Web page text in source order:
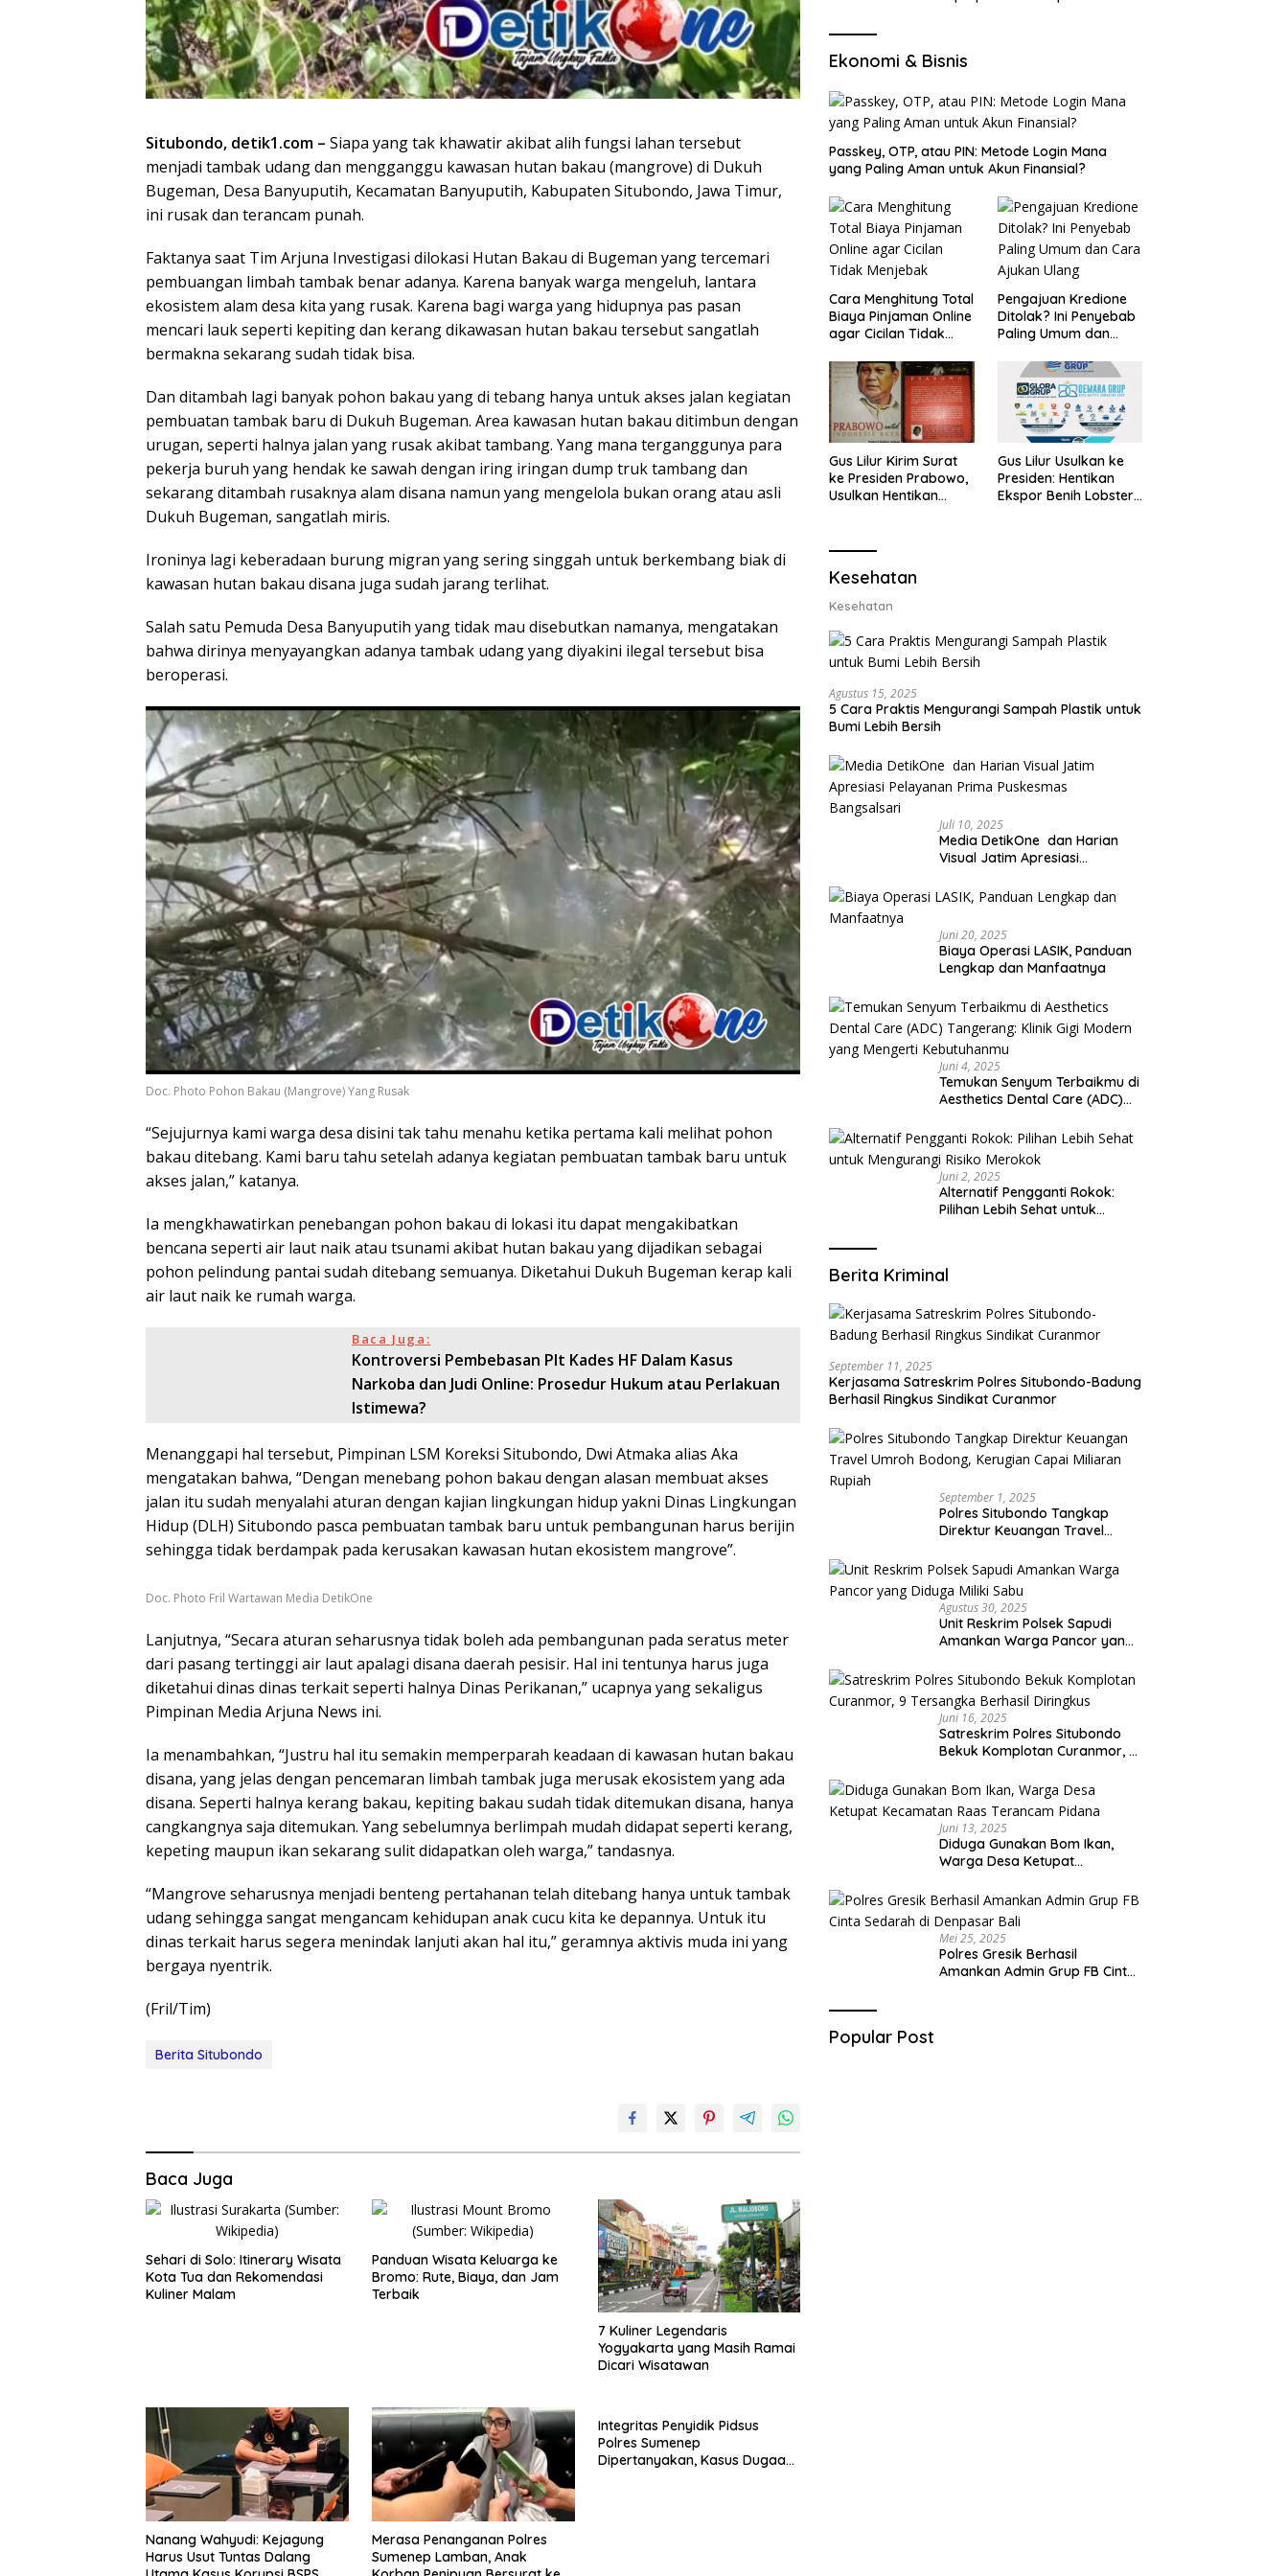
Situbondo, detik1.com – Siapa yang tak khawatir akibat alih fungsi lahan tersebut
menjadi tambak udang dan mengganggu kawasan hutan bakau (mangrove) di Dukuh
Bugeman, Desa Banyuputih, Kecamatan Banyuputih, Kabupaten Situbondo, Jawa Timur,
ini rusak dan terancam punah.
Faktanya saat Tim Arjuna Investigasi dilokasi Hutan Bakau di Bugeman yang tercemari
pembuangan limbah tambak benar adanya. Karena banyak warga mengeluh, lantara
ekosistem alam desa kita yang rusak. Karena bagi warga yang hidupnya pas pasan
mencari lauk seperti kepiting dan kerang dikawasan hutan bakau tersebut sangatlah
bermakna sekarang sudah tidak bisa.
Dan ditambah lagi banyak pohon bakau yang di tebang hanya untuk akses jalan kegiatan
pembuatan tambak baru di Dukuh Bugeman. Area kawasan hutan bakau ditimbun dengan
urugan, seperti halnya jalan yang rusak akibat tambang. Yang mana terganggunya para
pekerja buruh yang hendak ke sawah dengan iring iringan dump truk tambang dan
sekarang ditambah rusaknya alam disana namun yang mengelola bukan orang atau asli
Dukuh Bugeman, sangatlah miris.
Ironinya lagi keberadaan burung migran yang sering singgah untuk berkembang biak di
kawasan hutan bakau disana juga sudah jarang terlihat.
Salah satu Pemuda Desa Banyuputih yang tidak mau disebutkan namanya, mengatakan
bahwa dirinya menyayangkan adanya tambak udang yang diyakini ilegal tersebut bisa
beroperasi.
Doc. Photo Pohon Bakau (Mangrove) Yang Rusak
“Sejujurnya kami warga desa disini tak tahu menahu ketika pertama kali melihat pohon
bakau ditebang. Kami baru tahu setelah adanya kegiatan pembuatan tambak baru untuk
akses jalan,” katanya.
Ia mengkhawatirkan penebangan pohon bakau di lokasi itu dapat mengakibatkan
bencana seperti air laut naik atau tsunami akibat hutan bakau yang dijadikan sebagai
pohon pelindung pantai sudah ditebang semuanya. Diketahui Dukuh Bugeman kerap kali
air laut naik ke rumah warga.
Baca Juga:
Kontroversi Pembebasan Plt Kades HF Dalam Kasus
Narkoba dan Judi Online: Prosedur Hukum atau Perlakuan
Istimewa?
Menanggapi hal tersebut, Pimpinan LSM Koreksi Situbondo, Dwi Atmaka alias Aka
mengatakan bahwa, “Dengan menebang pohon bakau dengan alasan membuat akses
jalan itu sudah menyalahi aturan dengan kajian lingkungan hidup yakni Dinas Lingkungan
Hidup (DLH) Situbondo pasca pembuatan tambak baru untuk pembangunan harus berijin
sehingga tidak berdampak pada kerusakan kawasan hutan ekosistem mangrove”.
Doc. Photo Fril Wartawan Media DetikOne
Lanjutnya, “Secara aturan seharusnya tidak boleh ada pembangunan pada seratus meter
dari pasang tertinggi air laut apalagi disana daerah pesisir. Hal ini tentunya harus juga
diketahui dinas dinas terkait seperti halnya Dinas Perikanan,” ucapnya yang sekaligus
Pimpinan Media Arjuna News ini.
Ia menambahkan, “Justru hal itu semakin memperparah keadaan di kawasan hutan bakau
disana, yang jelas dengan pencemaran limbah tambak juga merusak ekosistem yang ada
disana. Seperti halnya kerang bakau, kepiting bakau sudah tidak ditemukan disana, hanya
cangkangnya saja ditemukan. Yang sebelumnya berlimpah mudah didapat seperti kerang,
kepeting maupun ikan sekarang sulit didapatkan oleh warga,” tandasnya.
“Mangrove seharusnya menjadi benteng pertahanan telah ditebang hanya untuk tambak
udang sehingga sangat mengancam kehidupan anak cucu kita ke depannya. Untuk itu
dinas terkait harus segera menindak lanjuti akan hal itu,” geramnya aktivis muda ini yang
bergaya nyentrik.
(Fril/Tim)
Berita Situbondo
Baca Juga
Sehari di Solo: Itinerary Wisata
Kota Tua dan Rekomendasi
Kuliner Malam
Panduan Wisata Keluarga ke
Bromo: Rute, Biaya, dan Jam
Terbaik
7 Kuliner Legendaris
Yogyakarta yang Masih Ramai
Dicari Wisatawan
Nanang Wahyudi: Kejagung
Harus Usut Tuntas Dalang
Merasa Penanganan Polres
Sumenep Lamban, Anak
Integritas Penyidik Pidsus
Polres Sumenep
Dipertanyakan, Kasus Dugaan
Ekonomi & Bisnis
Passkey, OTP, atau PIN: Metode Login Mana
yang Paling Aman untuk Akun Finansial?
Cara Menghitung Total
Biaya Pinjaman Online
agar Cicilan Tidak
Pengajuan Kredione
Ditolak? Ini Penyebab
Paling Umum dan
Gus Lilur Kirim Surat
ke Presiden Prabowo,
Usulkan Hentikan
Lobster 50 Gram
Gus Lilur Usulkan ke
Presiden: Hentikan
Ekspor Benih Lobster,
Kesehatan
Kesehatan
Agustus 15, 2025
5 Cara Praktis Mengurangi Sampah Plastik untuk
Bumi Lebih Bersih
Juli 10, 2025
Media DetikOne dan Harian
Visual Jatim Apresiasi
Bangsalsari
Juni 20, 2025
Biaya Operasi LASIK, Panduan
Lengkap dan Manfaatnya
Juni 4, 2025
Temukan Senyum Terbaikmu di
Aesthetics Dental Care (ADC)
yang Mengerti Kebutuhanmu
Juni 2, 2025
Alternatif Pengganti Rokok:
Pilihan Lebih Sehat untuk
Berita Kriminal
September 11, 2025
Kerjasama Satreskrim Polres Situbondo-Badung
Berhasil Ringkus Sindikat Curanmor
September 1, 2025
Polres Situbondo Tangkap
Direktur Keuangan Travel
Capai Miliaran Rupiah
Agustus 30, 2025
Unit Reskrim Polsek Sapudi
Amankan Warga Pancor yang
Juni 16, 2025
Satreskrim Polres Situbondo
Bekuk Komplotan Curanmor, 9
Juni 13, 2025
Diduga Gunakan Bom Ikan,
Warga Desa Ketupat
Pidana
Mei 25, 2025
Polres Gresik Berhasil
Amankan Admin Grup FB Cinta
Popular Post